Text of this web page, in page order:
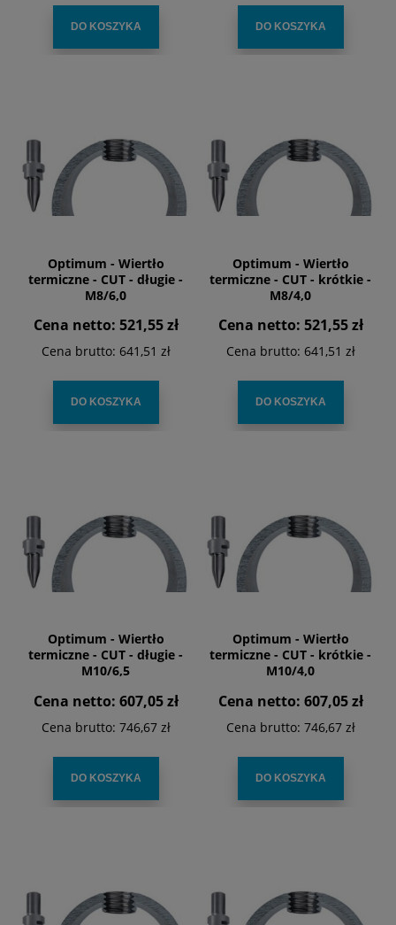
DO KOSZYKA DO KOSZYKA
Optimum - Wiertło
termiczne - CUT - długie -
M8/6,0
Cena netto: 521,55 zł
Cena brutto: 641,51 zł
DO KOSZYKA
Optimum - Wiertło
termiczne - CUT - krótkie -
M8/4,0
Cena netto: 521,55 zł
Cena brutto: 641,51 zł
DO KOSZYKA
Optimum - Wiertło
termiczne - CUT - długie -
M10/6,5
Cena netto: 607,05 zł
Cena brutto: 746,67 zł
DO KOSZYKA
Optimum - Wiertło
termiczne - CUT - krótkie -
M10/4,0
Cena netto: 607,05 zł
Cena brutto: 746,67 zł
DO KOSZYKA